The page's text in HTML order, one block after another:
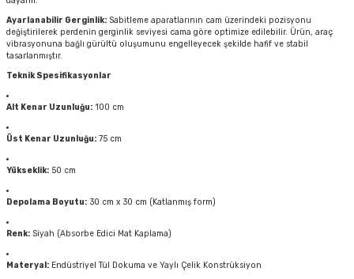
Ayarlanabilir Gerginlik: Sabitleme aparatlarının cam üzerindeki pozisyonu
değiştirilerek perdenin gerginlik seviyesi cama göre optimize edilebilir. Ürün, araç
vibrasyonuna bağlı gürültü oluşumunu engelleyecek şekilde hafif ve stabil
tasarlanmıştır.
Teknik Spesifikasyonlar
Alt Kenar Uzunluğu: 100 cm
Üst Kenar Uzunluğu: 75 cm
Yükseklik: 50 cm
Depolama Boyutu: 30 cm x 30 cm (Katlanmış form)
Renk: Siyah (Absorbe Edici Mat Kaplama)
Materyal: Endüstriyel Tül Dokuma ve Yaylı Çelik Konstrüksiyon